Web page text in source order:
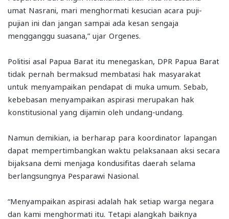
umat Nasrani, mari menghormati kesucian acara puji-
pujian ini dan jangan sampai ada kesan sengaja
mengganggu suasana,” ujar Orgenes.
Politisi asal Papua Barat itu menegaskan, DPR Papua Barat
tidak pernah bermaksud membatasi hak masyarakat
untuk menyampaikan pendapat di muka umum. Sebab,
kebebasan menyampaikan aspirasi merupakan hak
konstitusional yang dijamin oleh undang-undang.
Namun demikian, ia berharap para koordinator lapangan
dapat mempertimbangkan waktu pelaksanaan aksi secara
bijaksana demi menjaga kondusifitas daerah selama
berlangsungnya Pesparawi Nasional.
“Menyampaikan aspirasi adalah hak setiap warga negara
dan kami menghormati itu. Tetapi alangkah baiknya